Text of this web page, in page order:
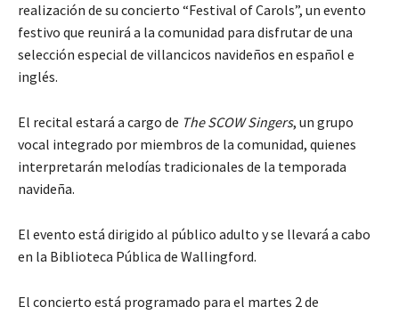
realización de su concierto “Festival of Carols”, un evento
festivo que reunirá a la comunidad para disfrutar de una
selección especial de villancicos navideños en español e
inglés.
El recital estará a cargo de The SCOW Singers, un grupo
vocal integrado por miembros de la comunidad, quienes
interpretarán melodías tradicionales de la temporada
navideña.
El evento está dirigido al público adulto y se llevará a cabo
en la Biblioteca Pública de Wallingford.
El concierto está programado para el martes 2 de